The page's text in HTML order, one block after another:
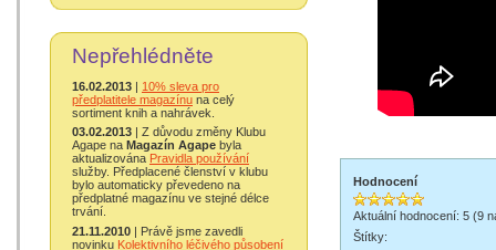
Nepřehlédněte
16.02.2013 | 10% sleva pro
předplatitele magazínu na celý
sortiment knih a nahrávek.
03.02.2013 | Z důvodu změny Klubu
Agape na Magazín Agape byla
aktualizována Pravidla používání
služby. Předplacené členství v klubu
bylo automaticky převedeno na
předplatné magazínu ve stejné délce
trvání.
21.11.2010 | Právě jsme zavedli
novinku Kolektivního léčivého působení
Hodnocení
Aktuální hodnocení: 5 (9
Štítky: